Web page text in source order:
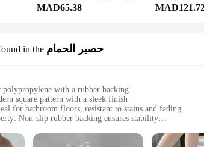
MAD65.38
in the حصير الحمام
with a rubber backing
square pattern with a sleek finish
for bathroom floors, resistant to stains and fading
Non-slip rubber backing ensures stability
for households seeking durable and stylish bathroom